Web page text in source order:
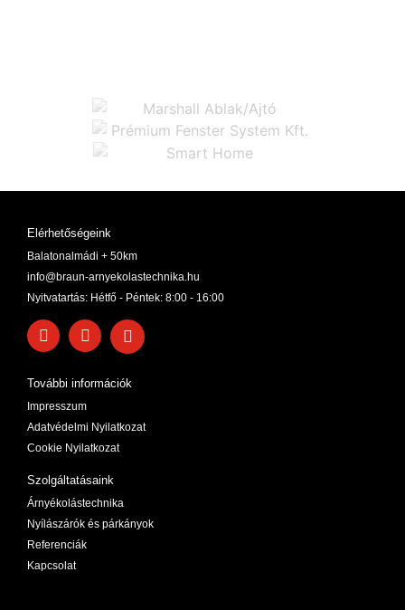
Elérhetőségeink
Balatonalmádi + 50km
info@braun-arnyekolastechnika.hu
Nyitvatartás: Hétfő - Péntek: 8:00 - 16:00
További információk
Impresszum
Adatvédelmi Nyilatkozat
Cookie Nyilatkozat
Szolgáltatásaink
Árnyékolástechnika
Nyílászárók és párkányok
Referenciák
Kapcsolat